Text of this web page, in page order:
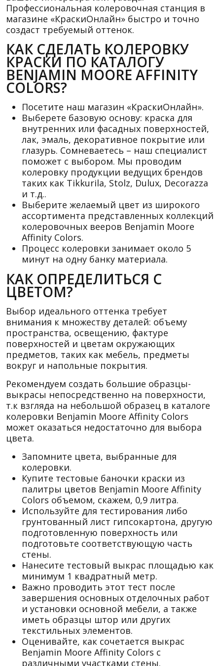
Профессиональная колеровочная станция в
магазине «КраскиОнлайн» быстро и точно
создаст требуемый оттенок.
КАК СДЕЛАТЬ КОЛЕРОВКУ
КРАСКИ ПО КАТАЛОГУ
BENJAMIN MOORE AFFINITY
COLORS?
Посетите наш магазин «КраскиОнлайн».
Выберете базовую основу: краска для
внутренних или фасадных поверхностей,
лак, эмаль, декоративное покрытие или
глазурь. Сомневаетесь – наш специалист
поможет с выбором. Мы проводим
колеровку продукции ведущих брендов
таких как Tikkurila, Stolz, Dulux, Decorazza
и т.д..
Выберите желаемый цвет из широкого
ассортимента представленных коллекций
колеровочных вееров Benjamin Moore
Affinity Colors.
Процесс колеровки занимает около 5
минут на одну банку материала.
КАК ОПРЕДЕЛИТЬСЯ С
ЦВЕТОМ?
Выбор идеального оттенка требует
внимания к множеству деталей: объему
пространства, освещению, фактуре
поверхностей и цветам окружающих
предметов, таких как мебель, предметы
вокруг и напольные покрытия.
Рекомендуем создать большие образцы-
выкрасы непосредственно на поверхности,
т.к взгляда на небольшой образец в каталоге
колеровки Benjamin Moore Affinity Colors
может оказаться недостаточно для выбора
цвета.
Запомните цвета, выбранные для
колеровки.
Купите тестовые баночки краски из
палитры цветов Benjamin Moore Affinity
Colors объемом, скажем, 0,9 литра.
Используйте для тестирования либо
грунтованный лист гипсокартона, другую
подготовленную поверхность или
подготовьте соответствующую часть
стены.
Нанесите тестовый выкрас площадью как
минимум 1 квадратный метр.
Важно проводить этот тест после
завершения основных отделочных работ
и установки основной мебели, а также
иметь образцы штор или других
текстильных элементов.
Оценивайте, как сочетается выкрас
Benjamin Moore Affinity Colors с
различными участками стены.